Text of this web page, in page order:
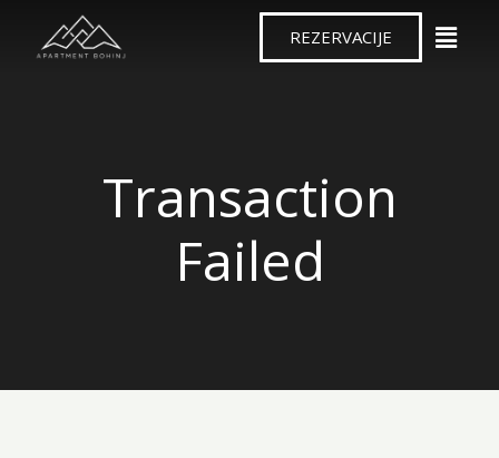
REZERVACIJE
Transaction
Failed